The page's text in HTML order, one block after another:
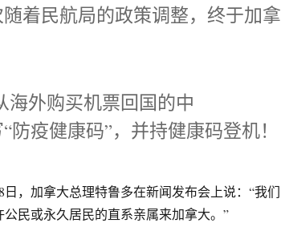
随着民航局的政策调整，终于加拿
海外购买机票回国的中
防疫健康码”，并持健康码登机！
，加拿大总理特鲁多在新闻发布会上说：“我们
民或永久居民的直系亲属来加拿大。”